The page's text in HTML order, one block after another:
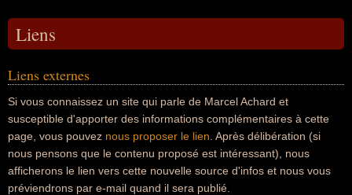
Liens
Liens externes
Si vous connaissez un site qui parle de Marcel Achard et
susceptible d'apporter des informations complémentaires à cette
page, vous pouvez nous proposer le lien . Après délibération (si
nous pensons que le contenu proposé est intéressant), nous
afficherons le lien vers cette nouvelle source d'infos et nous vous
préviendrons par e-mail quand il sera publié.